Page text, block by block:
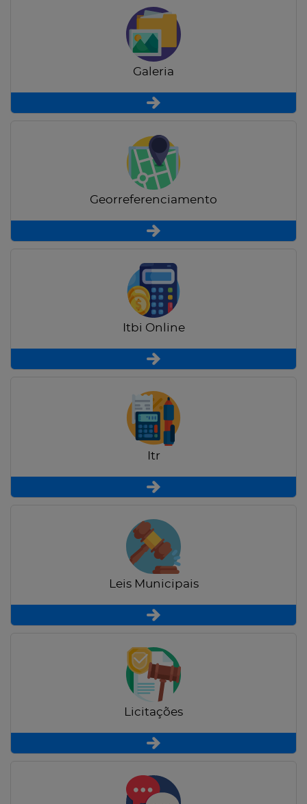
Galeria
Georreferenciamento
Itbi Online
Itr
Leis Municipais
Licitações